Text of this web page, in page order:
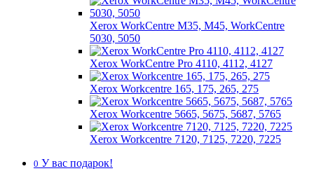
Xerox WorkCentre M35, M45, WorkCentre
5030, 5050
Xerox WorkCentre Pro 4110, 4112, 4127
Xerox Workcentre 165, 175, 265, 275
Xerox Workcentre 5665, 5675, 5687, 5765
Xerox Workcentre 7120, 7125, 7220, 7225
0 У вас подарок!